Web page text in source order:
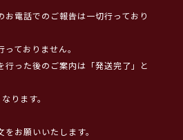
お電話でのご報告は一切行っており
っておりません。
行った後のご案内は「発送完了」と
ります。
お願いいたします。